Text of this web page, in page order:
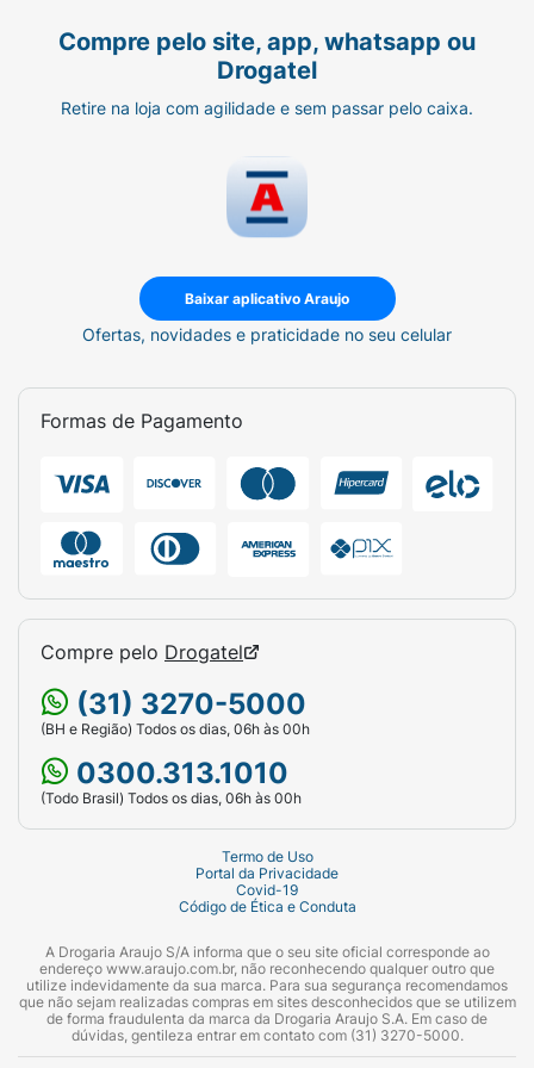
Compre pelo site, app, whatsapp ou
Drogatel
Retire na loja com agilidade e sem passar pelo caixa.
Baixar aplicativo Araujo
Ofertas, novidades e praticidade no seu celular
Formas de Pagamento
Compre pelo Drogatel
(31) 3270-5000
(BH e Região) Todos os dias, 06h às 00h
0300.313.1010
(Todo Brasil) Todos os dias, 06h às 00h
Termo de Uso
Portal da Privacidade
Covid-19
Código de Ética e Conduta
A Drogaria Araujo S/A informa que o seu site oficial corresponde ao
endereço www.araujo.com.br, não reconhecendo qualquer outro que
utilize indevidamente da sua marca. Para sua segurança recomendamos
que não sejam realizadas compras em sites desconhecidos que se utilizem
de forma fraudulenta da marca da Drogaria Araujo S.A. Em caso de
dúvidas, gentileza entrar em contato com (31) 3270-5000.